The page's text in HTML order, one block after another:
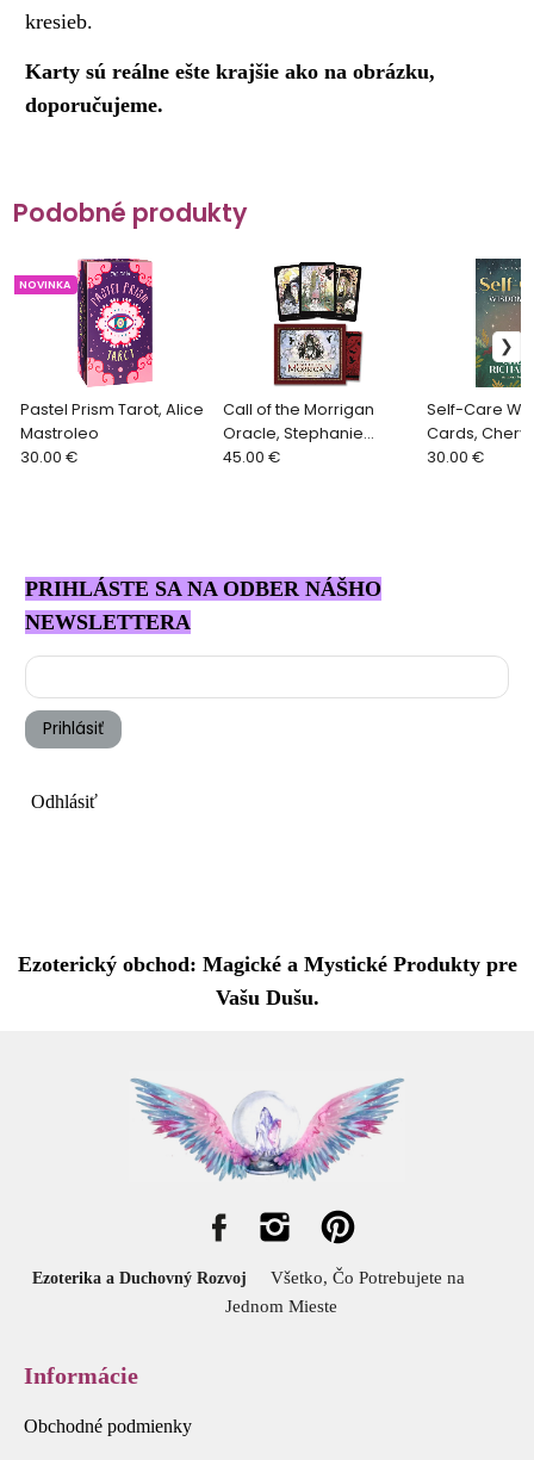
kresieb.
Karty sú reálne ešte krajšie ako na obrázku,
doporučujeme.
Podobné produkty
Pastel Prism Tarot, Alice
Mastroleo
NOVINKA
30.00 €
Call of the Morrigan
Oracle, Stephanie
Woodfield, Karen
45.00 €
Self-Care
Cards, Cheryl
Richardson
30.00 €
PRIHLÁSTE SA NA ODBER NÁŠHO
NEWSLETTERA
Prihlásiť
Odhlásiť
Ezoterický obchod: Magické a Mystické Produkty pre
Vašu Dušu.
Ezoterika a Duchovný Rozvoj
Všetko, Čo Potrebujete na
Jednom Mieste
Informácie
Obchodné podmienky